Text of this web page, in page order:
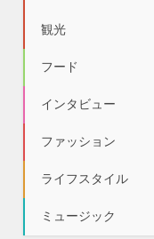
観光
フード
インタビュー
ファッション
ライフスタイル
ミュージック